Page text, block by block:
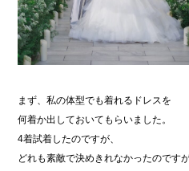
まず、私の体型でも着れるドレスを
何着か出しておいてもらいました。
4着試着したのですが、
どれも素敵で決めきれなかったのですが